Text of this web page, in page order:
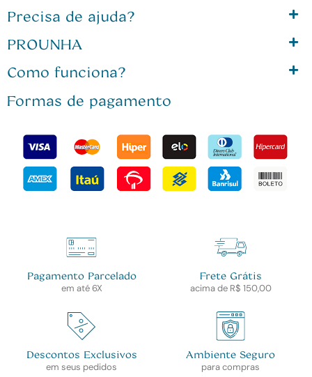
Precisa de ajuda?
PROUNHA
Como funciona?
Formas de pagamento
Pagamento Parcelado
em até 6X
Frete Grátis
acima de R$ 150,00
Descontos Exclusivos
em seus pedidos
Ambiente Seguro
para compras